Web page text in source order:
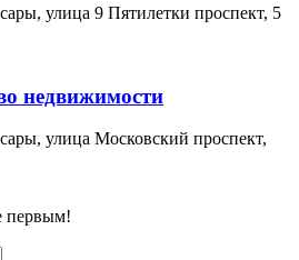
улица 9 Пятилетки проспект, 5
недвижимости
улица Московский проспект,
первым!